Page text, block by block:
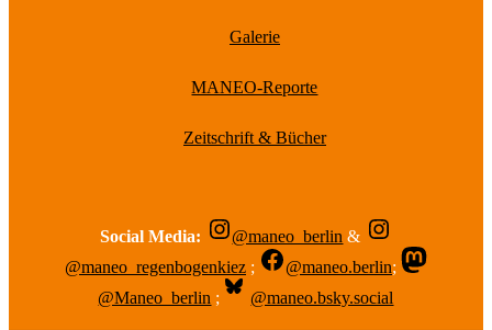
Galerie
MANEO-Reporte
Zeitschrift & Bücher
Social Media: @maneo_berlin &
@maneo_regenbogenkiez ; @maneo.berlin;
@Maneo_berlin ; @maneo.bsky.social